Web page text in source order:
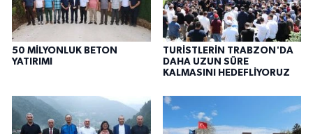
50 MİLYONLUK BETON
YATIRIMI
TURİSTLERİN TRABZON'DA
DAHA UZUN SÜRE
KALMASINI HEDEFLİYORUZ